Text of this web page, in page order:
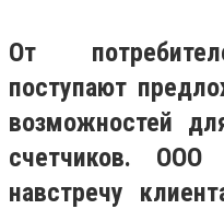
От
поступают
возможностей
счетчиков.
навстречу